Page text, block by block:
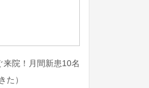
来院！月間新患10名
た）